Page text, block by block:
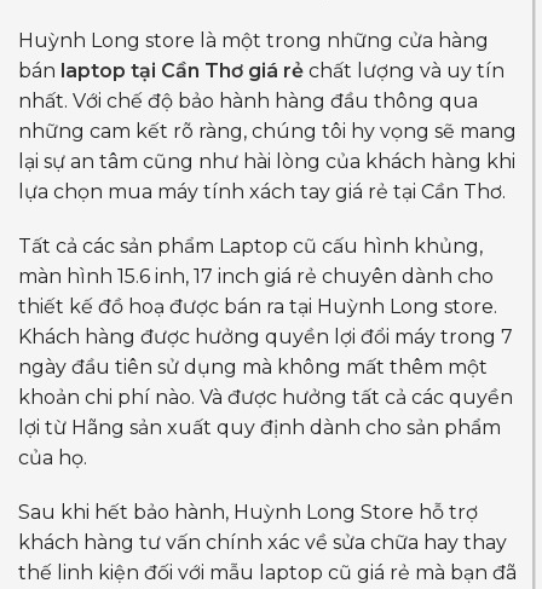
Huỳnh Long store là một trong những cửa hàng
bán laptop tại Cần Thơ giá rẻ chất lượng và uy tín
nhất. Với chế độ bảo hành hàng đầu thông qua
những cam kết rõ ràng, chúng tôi hy vọng sẽ mang
lại sự an tâm cũng như hài lòng của khách hàng khi
lựa chọn mua máy tính xách tay giá rẻ tại Cần Thơ.
Tất cả các sản phẩm Laptop cũ cấu hình khủng,
màn hình 15.6 inh, 17 inch giá rẻ chuyên dành cho
thiết kế đồ hoạ được bán ra tại Huỳnh Long store.
Khách hàng được hưởng quyền lợi đổi máy trong 7
ngày đầu tiên sử dụng mà không mất thêm một
khoản chi phí nào. Và được hưởng tất cả các quyền
lợi từ Hãng sản xuất quy định dành cho sản phẩm
của họ.
Sau khi hết bảo hành, Huỳnh Long Store hỗ trợ
khách hàng tư vấn chính xác về sửa chữa hay thay
thế linh kiện đối với mẫu laptop cũ giá rẻ mà bạn đã